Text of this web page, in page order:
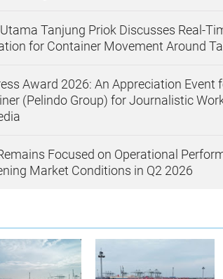
Utama Tanjung Priok Discusses Real-
for Container Movement Around
Award 2026: An Appreciation Event
(Pelindo Group) for Journalistic
Focused on Operational
Market Conditions in Q2 2026